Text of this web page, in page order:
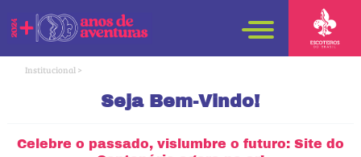
Institucional >
Seja Bem-Vindo!
Celebre o passado, vislumbre o futuro: Site do